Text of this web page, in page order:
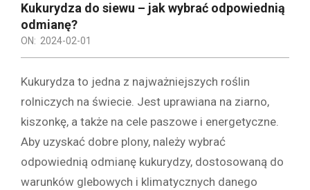
Kukurydza do siewu – jak wybrać odpowiednią
odmianę?
ON: 2024-02-01
Kukurydza to jedna z najważniejszych roślin
rolniczych na świecie. Jest uprawiana na ziarno,
kiszonkę, a także na cele paszowe i energetyczne.
Aby uzyskać dobre plony, należy wybrać
odpowiednią odmianę kukurydzy, dostosowaną do
warunków glebowych i klimatycznych danego